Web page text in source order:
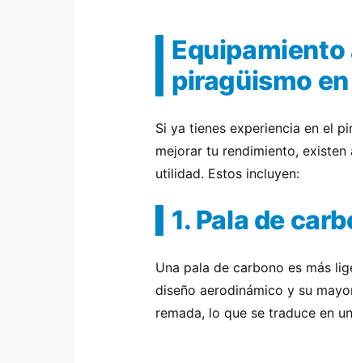
Equipamiento
piragüismo
Si ya tienes experiencia en el
mejorar tu rendimiento,
utilidad. Estos incluyen:
1. Pala de
Una pala de carbono es más
diseño aerodinámico y su
remada, lo que se traduce en